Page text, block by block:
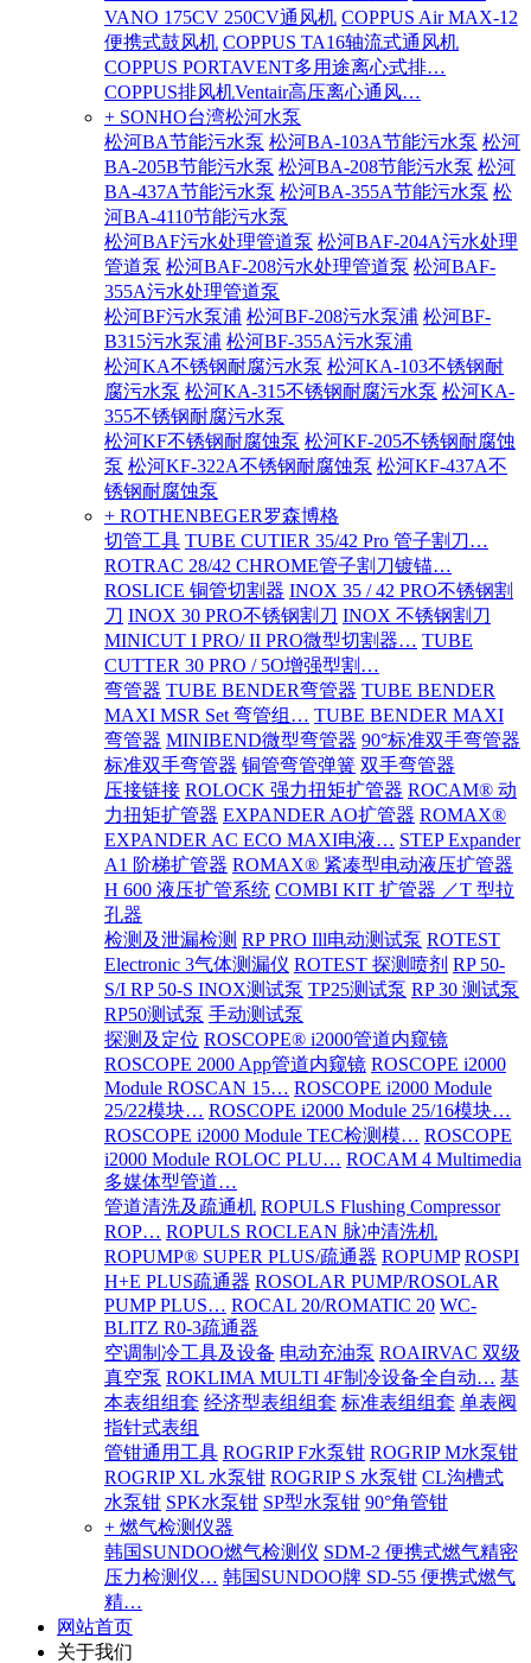
VANO 175CV 250CV通风机 COPPUS Air MAX-12
便携式鼓风机 COPPUS TA16轴流式通风机
COPPUS PORTAVENT多用途离心式排…
COPPUS排风机Ventair高压离心通风…
+ SONHO台湾松河水泵
松河BA节能污水泵 松河BA-103A节能污水泵 松河
BA-205B节能污水泵 松河BA-208节能污水泵 松河
BA-437A节能污水泵 松河BA-355A节能污水泵 松
河BA-4110节能污水泵
松河BAF污水处理管道泵 松河BAF-204A污水处理
管道泵 松河BAF-208污水处理管道泵 松河BAF-
355A污水处理管道泵
松河BF污水泵浦 松河BF-208污水泵浦 松河BF-
B315污水泵浦 松河BF-355A污水泵浦
松河KA不锈钢耐腐污水泵 松河KA-103不锈钢耐
腐污水泵 松河KA-315不锈钢耐腐污水泵 松河KA-
355不锈钢耐腐污水泵
松河KF不锈钢耐腐蚀泵 松河KF-205不锈钢耐腐蚀
泵 松河KF-322A不锈钢耐腐蚀泵 松河KF-437A不
锈钢耐腐蚀泵
+ ROTHENBEGER罗森博格
切管工具 TUBE CUTIER 35/42 Pro 管子割刀…
ROTRAC 28/42 CHROME管子割刀镀锚…
ROSLICE 铜管切割器 INOX 35 / 42 PRO不锈钢割
刀 INOX 30 PRO不锈钢割刀 INOX 不锈钢割刀
MINICUT I PRO/ II PRO微型切割器… TUBE
CUTTER 30 PRO / 5O增强型割…
弯管器 TUBE BENDER弯管器 TUBE BENDER
MAXI MSR Set 弯管组… TUBE BENDER MAXI
弯管器 MINIBEND微型弯管器 90°标准双手弯管器
标准双手弯管器 铜管弯管弹簧 双手弯管器
压接链接 ROLOCK 强力扭矩扩管器 ROCAM® 动
力扭矩扩管器 EXPANDER AO扩管器 ROMAX®
EXPANDER AC ECO MAXI电液… STEP Expander
A1 阶梯扩管器 ROMAX® 紧凑型电动液压扩管器
H 600 液压扩管系统 COMBI KIT 扩管器 ／T 型拉
孔器
检测及泄漏检测 RP PRO Ill电动测试泵 ROTEST
Electronic 3气体测漏仪 ROTEST 探测喷剂 RP 50-
S/I RP 50-S INOX测试泵 TP25测试泵 RP 30 测试泵
RP50测试泵 手动测试泵
探测及定位 ROSCOPE® i2000管道内窥镜
ROSCOPE 2000 App管道内窥镜 ROSCOPE i2000
Module ROSCAN 15… ROSCOPE i2000 Module
25/22模块… ROSCOPE i2000 Module 25/16模块…
ROSCOPE i2000 Module TEC检测模… ROSCOPE
i2000 Module ROLOC PLU… ROCAM 4 Multimedia
多媒体型管道…
管道清洗及疏通机 ROPULS Flushing Compressor
ROP… ROPULS ROCLEAN 脉冲清洗机
ROPUMP® SUPER PLUS/疏通器 ROPUMP ROSPI
H+E PLUS疏通器 ROSOLAR PUMP/ROSOLAR
PUMP PLUS… ROCAL 20/ROMATIC 20 WC-
BLITZ R0-3疏通器
空调制冷工具及设备 电动充油泵 ROAIRVAC 双级
真空泵 ROKLIMA MULTI 4F制冷设备全自动… 基
本表组组套 经济型表组组套 标准表组组套 单表阀
指针式表组
管钳通用工具 ROGRIP F水泵钳 ROGRIP M水泵钳
ROGRIP XL 水泵钳 ROGRIP S 水泵钳 CL沟槽式
水泵钳 SPK水泵钳 SP型水泵钳 90°角管钳
+ 燃气检测仪器
韩国SUNDOO燃气检测仪 SDM-2 便携式燃气精密
压力检测仪… 韩国SUNDOO牌 SD-55 便携式燃气
精…
网站首页
关于我们